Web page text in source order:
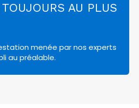
AU PLUS
menée par nos experts
au préalable.